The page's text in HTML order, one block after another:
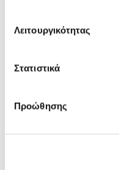
Λειτουργικότητας
Στατιστικά
Προώθησης